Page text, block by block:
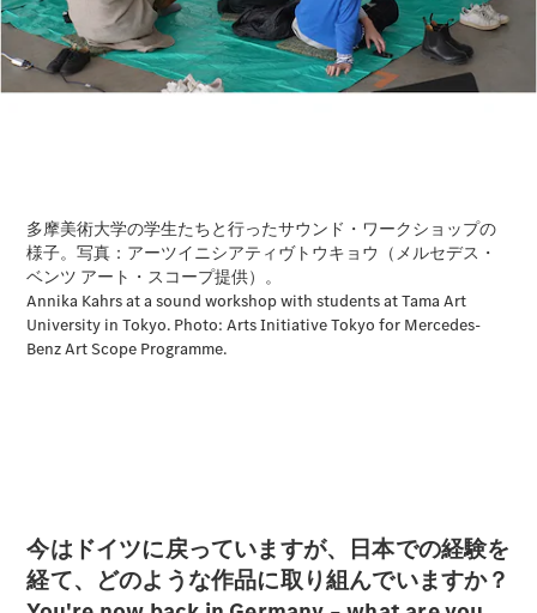
今はドイツに戻っていますが、日本での経験を
経て、どのような作品に取り組んでいますか？